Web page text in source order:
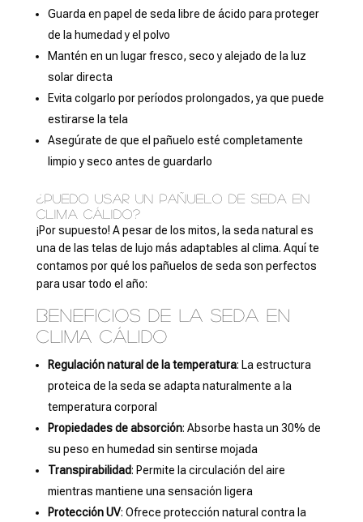
Guarda en papel de seda libre de ácido para proteger
de la humedad y el polvo
Mantén en un lugar fresco, seco y alejado de la luz
solar directa
Evita colgarlo por períodos prolongados, ya que puede
estirarse la tela
Asegúrate de que el pañuelo esté completamente
limpio y seco antes de guardarlo
¿Puedo usar un pañuelo de seda en
clima cálido?
¡Por supuesto! A pesar de los mitos, la seda natural es
una de las telas de lujo más adaptables al clima. Aquí te
contamos por qué los pañuelos de seda son perfectos
para usar todo el año:
Beneficios de la seda en
clima cálido
Regulación natural de la temperatura: La estructura
proteica de la seda se adapta naturalmente a la
temperatura corporal
Propiedades de absorción: Absorbe hasta un 30% de
su peso en humedad sin sentirse mojada
Transpirabilidad: Permite la circulación del aire
mientras mantiene una sensación ligera
Protección UV: Ofrece protección natural contra la